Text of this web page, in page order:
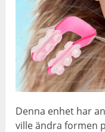
Denna enhet har
ville ändra formen